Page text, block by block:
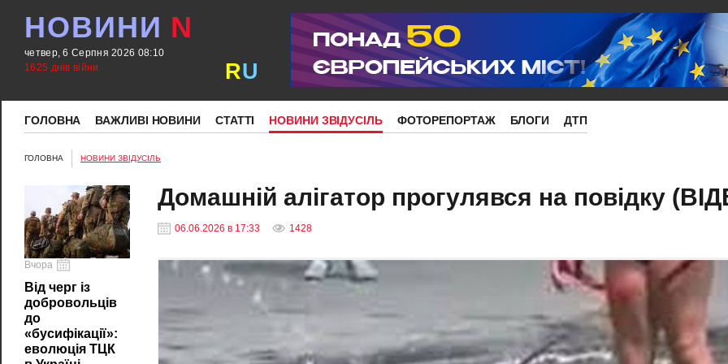
НОВИНИ N
четвер, 6 Серпня 2026 08:10
1625 днів війни
RU
ГОЛОВНА ВАЖЛИВІ НОВИНИ СТАТТІ НОВИНИ ЗВІДУСІЛЬ ФОТОРЕПОРТАЖ БЛОГИ ДТП
ГОЛОВНА НОВИНИ ЗВІДУСІЛЬ
Вчора
Від черг із
добровольців
до
«бусифікації»:
еволюція ТЦК
Домашній алігатор прогулявся на повідку
06.06.2026 в 17:33 1428